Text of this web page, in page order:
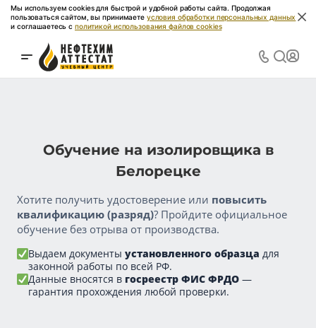
Мы используем cookies для быстрой и удобной работы сайта. Продолжая
пользоваться сайтом, вы принимаете условия обработки персональных данных
и соглашаетесь с политикой использования файлов cookies
Обучение на изолировщика в
Белорецке
Хотите получить удостоверение или повысить
квалификацию (разряд)? Пройдите официальное
обучение без отрыва от производства.
Выдаем документы установленного образца для
законной работы по всей РФ.
Данные вносятся в госреестр ФИС ФРДО —
гарантия прохождения любой проверки.